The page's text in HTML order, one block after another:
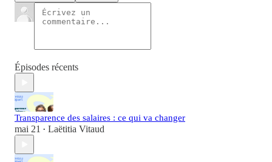
Épisodes récents
Transparence des salaires : ce qui va changer
mai 21 • Laëtitia Vitaud